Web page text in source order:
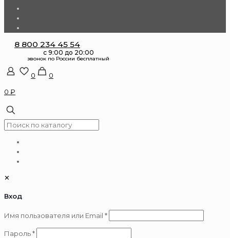
8 800 234 45 54
0
0
0 ₽
✕
Вход
Имя пользователя или Email *Обязательно
Пароль*Обязательно